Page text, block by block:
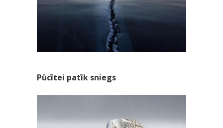
Pūcītei patīk sniegs